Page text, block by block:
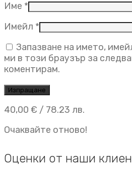
Име *
Имейл *
Запазване на името,
ми в този браузър за
коментирам.
40,00 € / 78.23 лв.
Очаквайте отново!
Оценки от наши